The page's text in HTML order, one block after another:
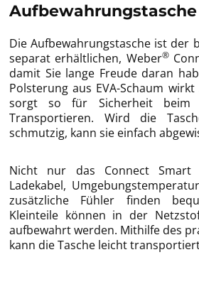
Aufbewahrungstasche
Die Aufbewahrungstasche ist der
separat erhältlichen, Weber®
damit Sie lange Freude daran
Polsterung aus EVA-Schaum
sorgt so für Sicherheit beim
Transportieren. Wird die
schmutzig, kann sie einfach
Nicht nur das Connect Smart
Ladekabel,
zusätzliche Fühler finden
Kleinteile können in der
aufbewahrt werden. Mithilfe des
kann die Tasche leicht